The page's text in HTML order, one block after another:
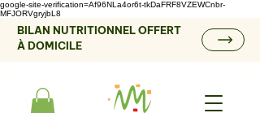
google-site-verification=Af96NLa4or6t-tkDaFRF8VZEWCnbr-
MFJORVgryjbL8
BILAN NUTRITIONNEL OFFERT
À DOMICILE